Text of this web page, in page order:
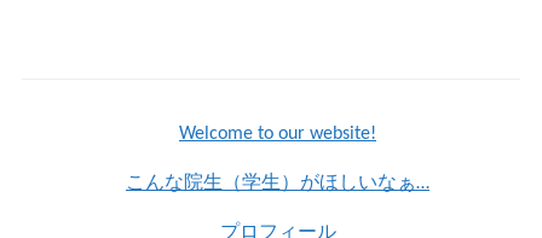
Welcome to our website!
こんな院生（学生）がほしいなぁ…
プロフィール